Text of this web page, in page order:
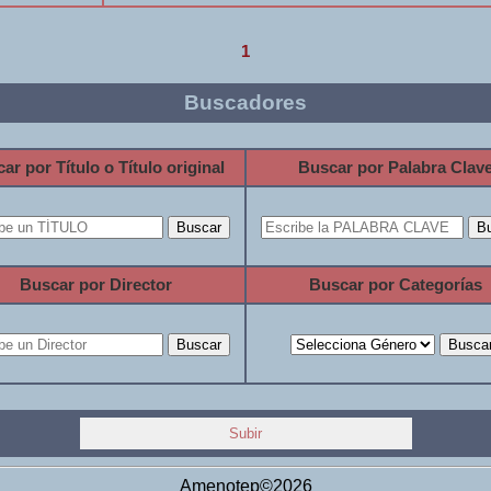
1
Buscadores
por Título o Título original Buscar por Palabra
Buscar por Director Buscar por Categorías
Subir
Amenotep©2026